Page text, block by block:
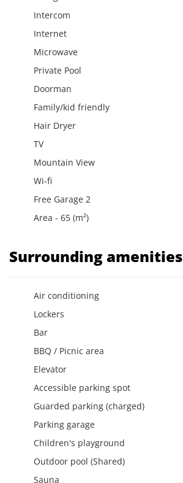
Intercom
Internet
Microwave
Private Pool
Doorman
Family/kid friendly
Hair Dryer
TV
Mountain View
Wi-fi
Free Garage 2
Area - 65 (m²)
Surrounding amenities
Air conditioning
Lockers
Bar
BBQ / Picnic area
Elevator
Accessible parking spot
Guarded parking (charged)
Parking garage
Children's playground
Outdoor pool (Shared)
Sauna